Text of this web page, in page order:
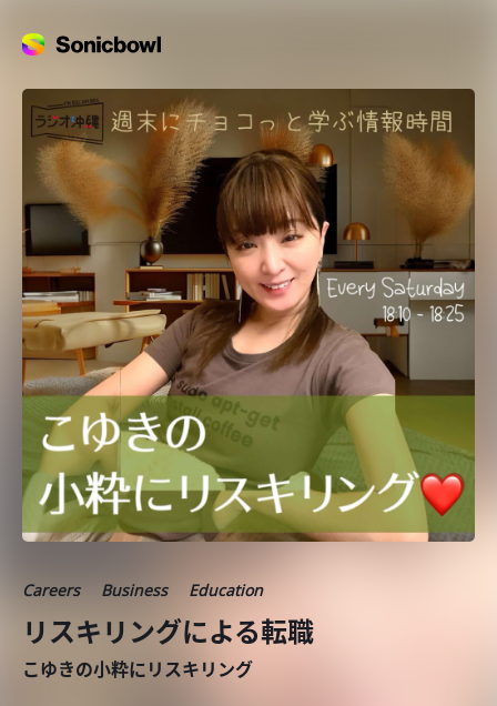
Careers Business Education
リスキリングによる転職
こゆきの小粋にリスキリング